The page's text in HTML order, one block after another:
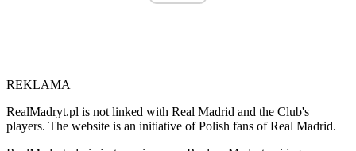
REKLAMA
RealMadryt.pl is not linked with Real Madrid and the Club's
players. The website is an initiative of Polish fans of Real Madrid.